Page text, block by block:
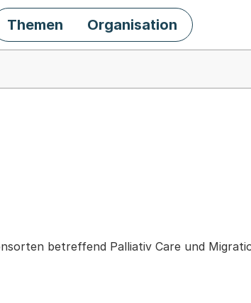
Themen Organisation
betreffend Palliativ Care und